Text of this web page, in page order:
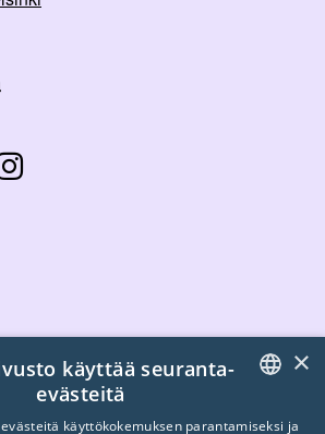
FINNISH
×
käyttää seuranta-
evästeitä
käyttökokemuksen parantamiseksi ja